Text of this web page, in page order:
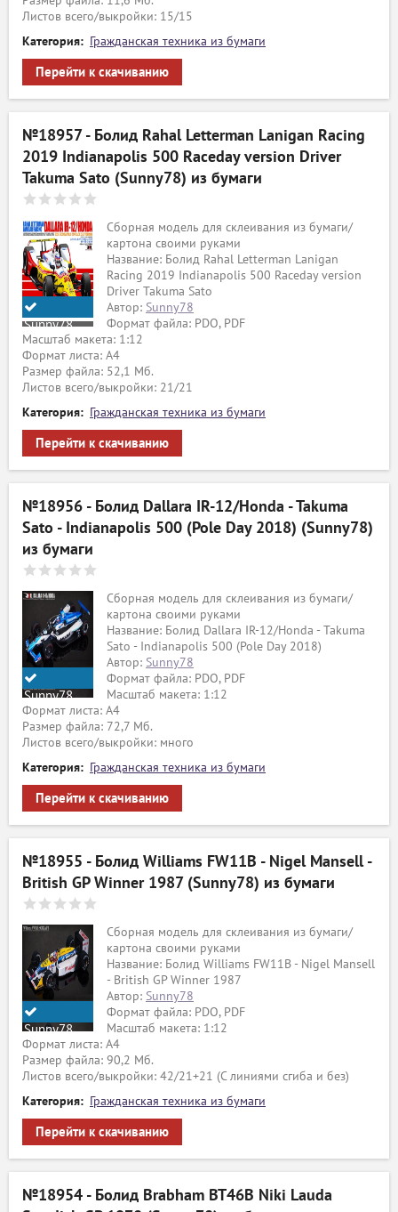
Листов всего/выкройки: 15/15
Категория: Гражданская техника из бумаги
Перейти к скачиванию
№18957 - Болид Rahal Letterman Lanigan Racing
2019 Indianapolis 500 Raceday version Driver
Takuma Sato (Sunny78) из бумаги
Sunny78
Сборная модель для склеивания из бумаги/
картона своими руками
Название: Болид Rahal Letterman Lanigan
Racing 2019 Indianapolis 500 Raceday version
Driver Takuma Sato
Автор: Sunny78
Формат файла: PDO, PDF
Масштаб макета: 1:12
Формат листа: А4
Размер файла: 52,1 Мб.
Листов всего/выкройки: 21/21
Категория: Гражданская техника из бумаги
Перейти к скачиванию
№18956 - Болид Dallara IR-12/Honda - Takuma
Sato - Indianapolis 500 (Pole Day 2018) (Sunny78)
из бумаги
Sunny78
Сборная модель для склеивания из бумаги/
картона своими руками
Название: Болид Dallara IR-12/Honda - Takuma
Sato - Indianapolis 500 (Pole Day 2018)
Автор: Sunny78
Формат файла: PDO, PDF
Масштаб макета: 1:12
Формат листа: А4
Размер файла: 72,7 Мб.
Листов всего/выкройки: много
Категория: Гражданская техника из бумаги
Перейти к скачиванию
№18955 - Болид Williams FW11B - Nigel Mansell -
British GP Winner 1987 (Sunny78) из бумаги
Sunny78
Сборная модель для склеивания из бумаги/
картона своими руками
Название: Болид Williams FW11B - Nigel Mansell
- British GP Winner 1987
Автор: Sunny78
Формат файла: PDO, PDF
Масштаб макета: 1:12
Формат листа: А4
Размер файла: 90,2 Мб.
Листов всего/выкройки: 42/21+21 (С линиями сгиба и без)
Категория: Гражданская техника из бумаги
Перейти к скачиванию
№18954 - Болид Brabham BT46B Niki Lauda